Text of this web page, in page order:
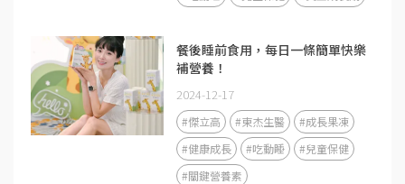
餐後睡前食用，每日一條簡單快樂
補營養！
2024-12-17
#傑立高 #東杰生醫
#成長果凍
#健康成長
#吃動睡
#兒童保健
#關鍵營養素